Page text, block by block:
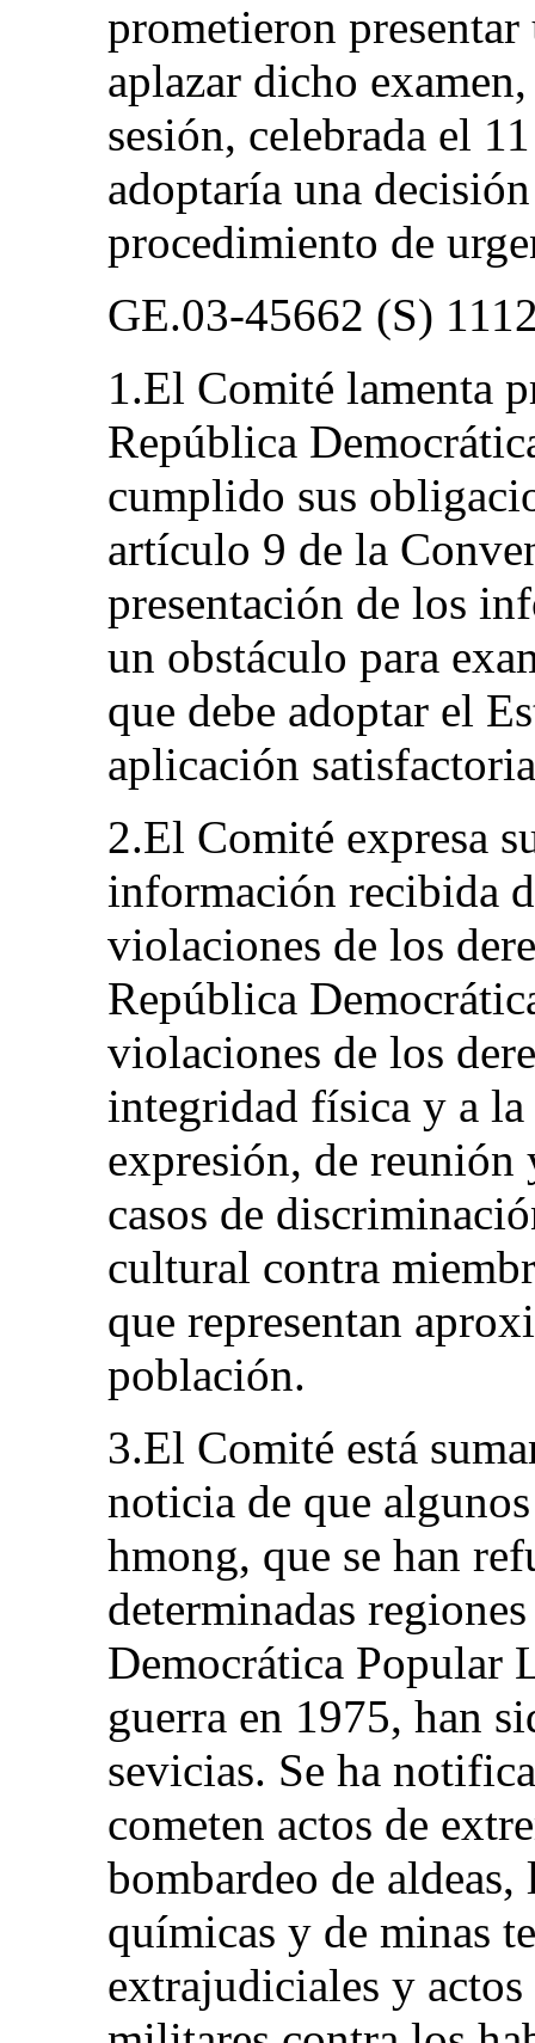
prometieron
aplazar dicho
sesión, celebrada el
adoptaría una
procedimiento de
GE.03-45662 (S)
1.El Comité lamenta
República
cumplido sus
artículo 9 de la
presentación de los
un obstáculo para
que debe adoptar el
aplicación
2.El Comité expresa
información recibida
violaciones de los
República
violaciones de los
integridad física y a
expresión, de
casos de
cultural contra
que representan
población.
3.El Comité está
noticia de que
hmong, que se han
determinadas
Democrática Popular
guerra en 1975, han
sevicias. Se ha
cometen actos de
bombardeo de
químicas y de minas
extrajudiciales y